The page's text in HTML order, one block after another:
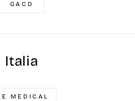
GACD
Italia
MEDICAL